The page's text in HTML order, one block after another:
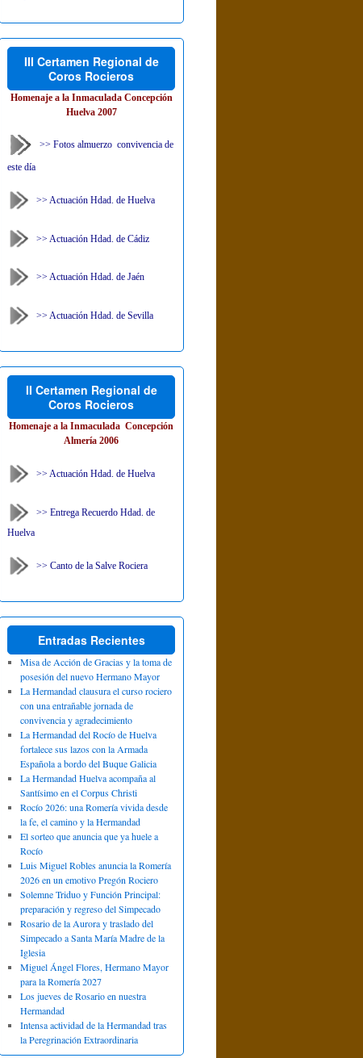
III Certamen Regional de
Coros Rocieros
Homenaje a la Inmaculada Concepción
Huelva 2007
>> Fotos almuerzo convivencia de
este día
>> Actuación Hdad. de Huelva
>> Actuación Hdad. de Cádiz
>> Actuación Hdad. de Jaén
>> Actuación Hdad. de Sevilla
II Certamen Regional de
Coros Rocieros
Homenaje a la Inmaculada Concepción
Almería 2006
>> Actuación Hdad. de Huelva
>> Entrega Recuerdo Hdad. de
Huelva
>> Canto de la Salve Rociera
Entradas Recientes
Misa de Acción de Gracias y la toma de
posesión del nuevo Hermano Mayor
La Hermandad clausura el curso rociero
con una entrañable jornada de
convivencia y agradecimiento
La Hermandad del Rocío de Huelva
fortalece sus lazos con la Armada
Española a bordo del Buque Galicia
La Hermandad Huelva acompaña al
Santísimo en el Corpus Christi
Rocío 2026: una Romería vivida desde
la fe, el camino y la Hermandad
El sorteo que anuncia que ya huele a
Rocío
Luis Miguel Robles anuncia la Romería
2026 en un emotivo Pregón Rociero
Solemne Triduo y Función Principal:
preparación y regreso del Simpecado
Rosario de la Aurora y traslado del
Simpecado a Santa María Madre de la
Iglesia
Miguel Ángel Flores, Hermano Mayor
para la Romería 2027
Los jueves de Rosario en nuestra
Hermandad
Intensa actividad de la Hermandad tras
la Peregrinación Extraordinaria